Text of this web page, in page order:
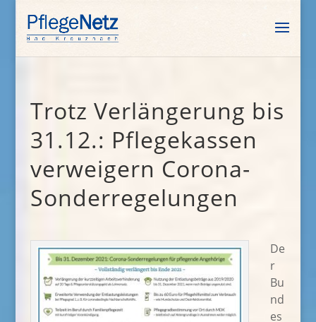
Trotz Verlängerung bis
31.12.: Pflegekassen
verweigern Corona-
Sonderregelungen
De
r
Bu
nd
es